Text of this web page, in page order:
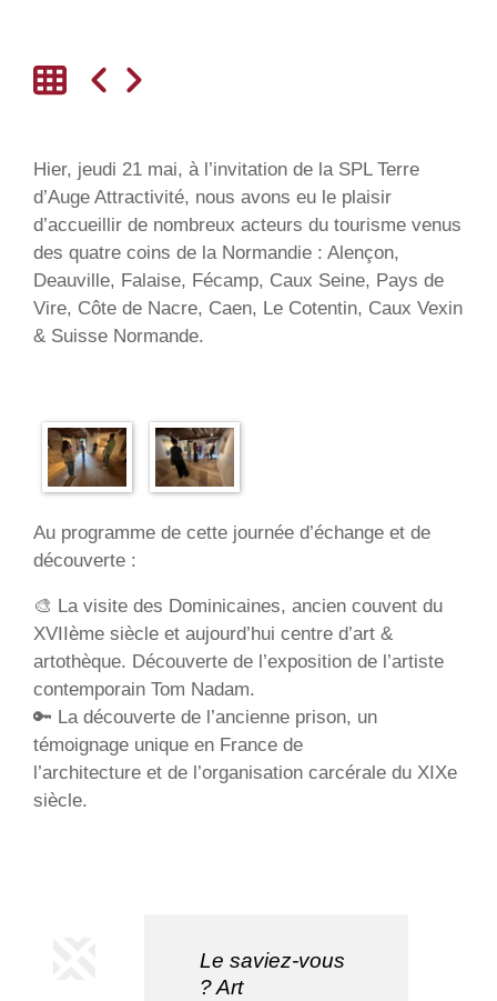
Hier, jeudi 21 mai, à l’invitation de la SPL Terre
d’Auge Attractivité, nous avons eu le plaisir
d’accueillir de nombreux acteurs du tourisme venus
des quatre coins de la Normandie : Alençon,
Deauville, Falaise, Fécamp, Caux Seine, Pays de
Vire, Côte de Nacre, Caen, Le Cotentin, Caux Vexin
& Suisse Normande.
Au programme de cette journée d’échange et de
découverte :
🎨 La visite des Dominicaines, ancien couvent du
XVIIème siècle et aujourd’hui centre d’art &
artothèque. Découverte de l’exposition de l’artiste
contemporain Tom Nadam.
🔑 La découverte de l’ancienne prison, un
témoignage unique en France de
l’architecture et de l’organisation carcérale du XIXe
siècle.
Le saviez-vous
? Art